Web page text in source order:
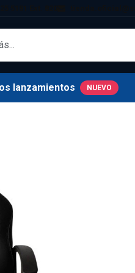
lanzamientos NUEVO